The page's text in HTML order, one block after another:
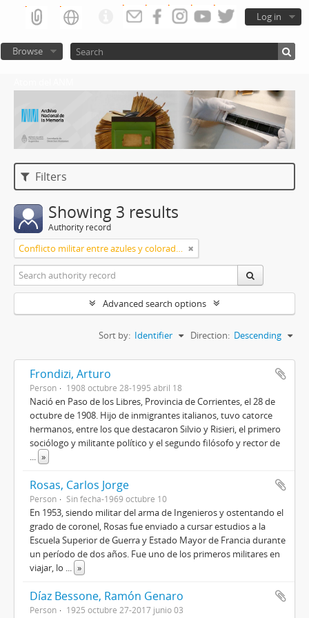
Log in
Browse
Filters
Showing 3 results
Authority record
Conflicto militar entre azules y colorados
Advanced search options
Sort by: Identifier Direction: Descending
Frondizi, Arturo
Person 1908 octubre 28-1995 abril 18
Nació en Paso de los Libres, Provincia de Corrientes, el 28 de
octubre de 1908. Hijo de inmigrantes italianos, tuvo catorce
hermanos, entre los que destacaron Silvio y Risieri, el primero
sociólogo y militante político y el segundo filósofo y rector de
... »
Rosas, Carlos Jorge
Person Sin fecha-1969 octubre 10
En 1953, siendo militar del arma de Ingenieros y ostentando el
grado de coronel, Rosas fue enviado a cursar estudios a la
Escuela Superior de Guerra y Estado Mayor de Francia durante
un período de dos años. Fue uno de los primeros militares en
viajar, lo ... »
Díaz Bessone, Ramón Genaro
Person 1925 octubre 27-2017 junio 03